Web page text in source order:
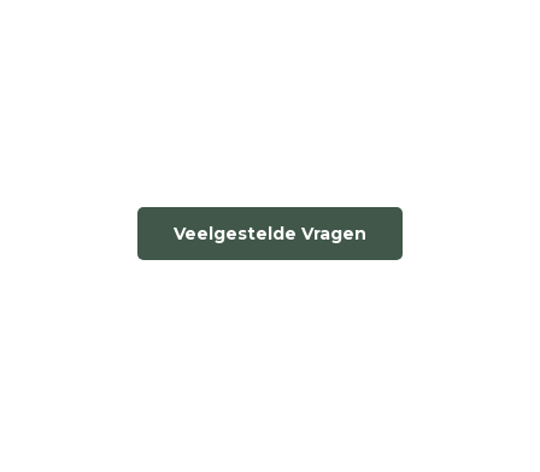
Veelgestelde Vragen